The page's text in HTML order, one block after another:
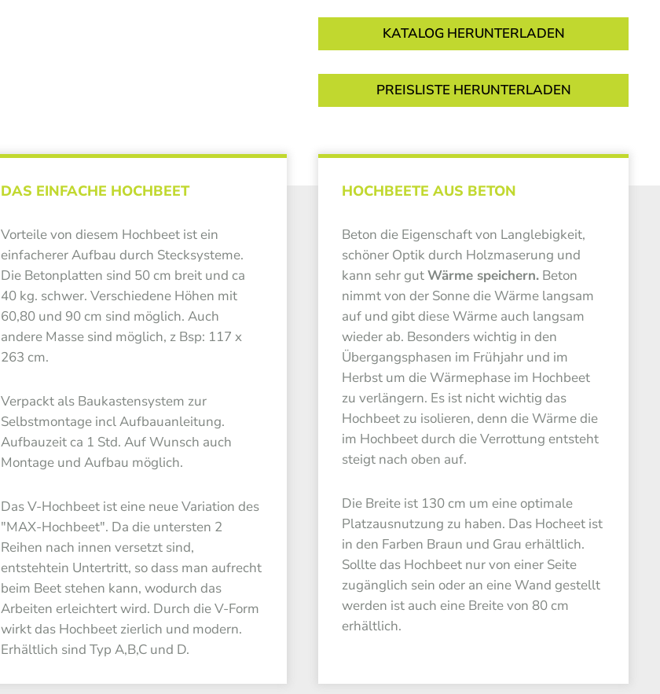
KATALOG HERUNTERLADEN
PREISLISTE HERUNTERLADEN
DAS EINFACHE HOCHBEET
Vorteile von diesem Hochbeet ist ein
einfacherer Aufbau durch Stecksysteme.
Die Betonplatten sind 50 cm breit und ca
40 kg. schwer. Verschiedene Höhen mit
60,80 und 90 cm sind möglich. Auch
andere Masse sind möglich, z Bsp: 117 x
263 cm.
Verpackt als Baukastensystem zur
Selbstmontage incl Aufbauanleitung.
Aufbauzeit ca 1 Std. Auf Wunsch auch
Montage und Aufbau möglich.
Das V-Hochbeet ist eine neue Variation des
"MAX-Hochbeet". Da die untersten 2
Reihen nach innen versetzt sind,
entstehtein Untertritt, so dass man aufrecht
beim Beet stehen kann, wodurch das
Arbeiten erleichtert wird. Durch die V-Form
wirkt das Hochbeet zierlich und modern.
Erhältlich sind Typ A,B,C und D.
HOCHBEETE AUS BETON
Beton die Eigenschaft von Langlebigkeit,
schöner Optik durch Holzmaserung und
kann sehr gutWärme speichern. Beton
nimmt von der Sonne die Wärme langsam
auf und gibt diese Wärme auch langsam
wieder ab. Besonders wichtig in den
Übergangsphasen im Frühjahr und im
Herbst um die Wärmephase im Hochbeet
zu verlängern. Es ist nicht wichtig das
Hochbeet zu isolieren, denn die Wärme die
im Hochbeet durch die Verrottung entsteht
steigt nach oben auf.
Die Breite ist 130 cm um eine optimale
Platzausnutzung zu haben. Das Hocheet ist
in den Farben Braun und Grau erhältlich.
Sollte das Hochbeet nur von einer Seite
zugänglich sein oder an eine Wand gestellt
werden ist auch eine Breite von 80 cm
erhältlich.